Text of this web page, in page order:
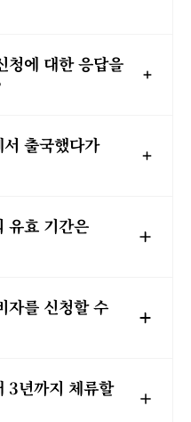
청에 대한 응답을
출국했다가
유효 기간은
자를 신청할 수
3년까지 체류할